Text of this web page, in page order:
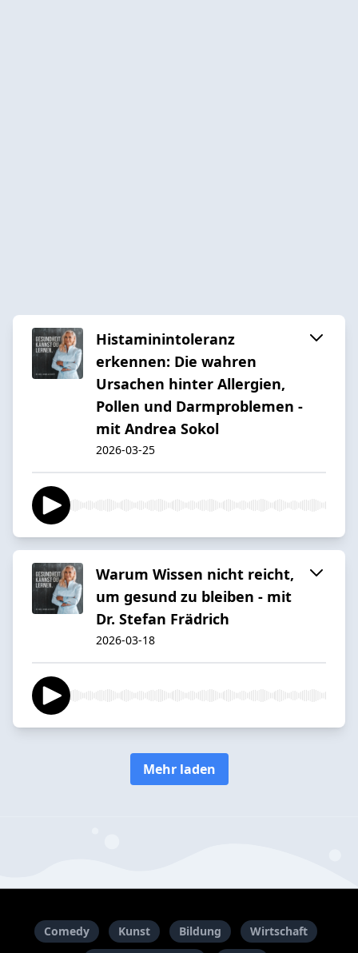
Histaminintoleranz
erkennen: Die wahren
Ursachen hinter Allergien,
Pollen und Darmproblemen -
mit Andrea Sokol
2026-03-25
Warum Wissen nicht reicht,
um gesund zu bleiben - mit
Dr. Stefan Frädrich
2026-03-18
Mehr laden
Comedy Kunst Bildung
Wirtschaft